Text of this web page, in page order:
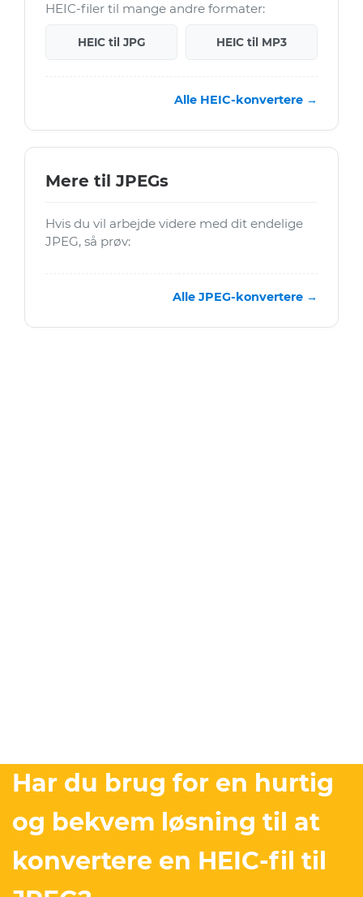
HEIC-filer til mange andre formater:
HEIC til JPG HEIC til MP3
Alle HEIC-konvertere →
Mere til JPEGs
Hvis du vil arbejde videre med dit endelige
JPEG, så prøv:
Alle JPEG-konvertere →
Har du brug for en hurtig
og bekvem løsning til at
konvertere en HEIC-fil til